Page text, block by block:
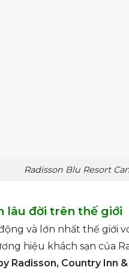
Radisson Blu Resort
lâu đời trên thế giới
và lớn nhất thế giới
hiệu khách sạn của
Radisson, Country Inn